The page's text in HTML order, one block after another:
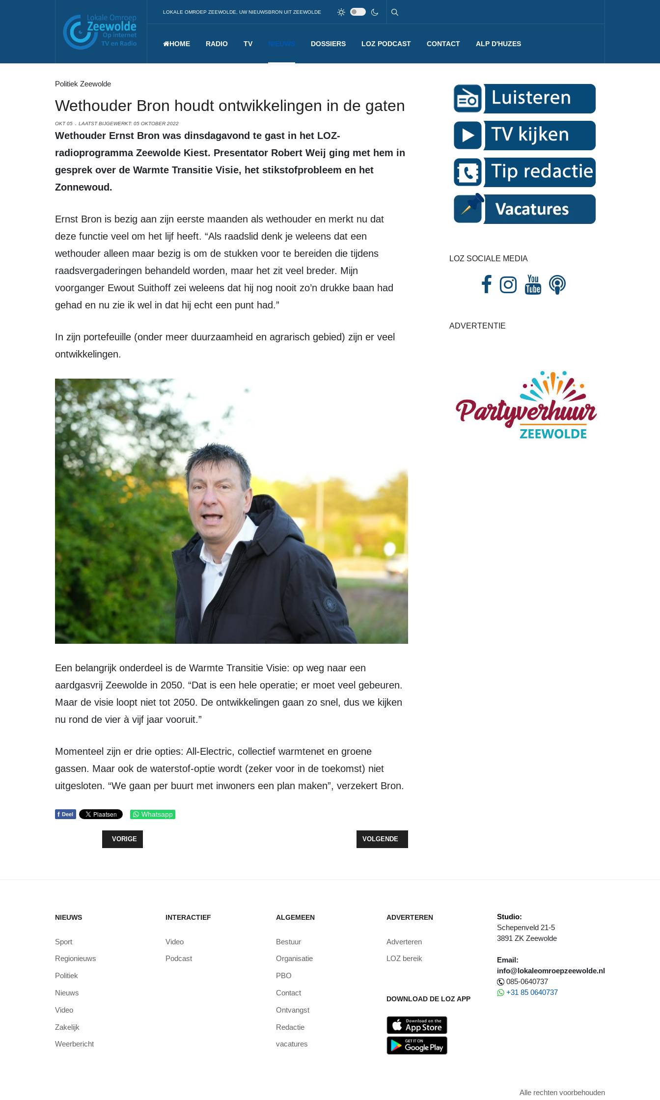
LOKALE OMROEP ZEEWOLDE, UW NIEUWSBRON UIT ZEEWOLDE
HOME RADIO TV NIEUWS DOSSIERS LOZ PODCAST CONTACT ALP D'HUZES
Politiek Zeewolde
Wethouder Bron houdt ontwikkelingen in de gaten
OKT 05 LAATST BIJGEWERKT: 05 OKTOBER 2022
Wethouder Ernst Bron was dinsdagavond te gast in het LOZ-
radioprogramma Zeewolde Kiest. Presentator Robert Weij ging met hem in
gesprek over de Warmte Transitie Visie, het stikstofprobleem en het
Zonnewoud.
Ernst Bron is bezig aan zijn eerste maanden als wethouder en merkt nu dat
deze functie veel om het lijf heeft. “Als raadslid denk je weleens dat een
wethouder alleen maar bezig is om de stukken voor te bereiden die tijdens
raadsvergaderingen behandeld worden, maar het zit veel breder. Mijn
voorganger Ewout Suithoff zei weleens dat hij nog nooit zo’n drukke baan had
gehad en nu zie ik wel in dat hij echt een punt had.”
In zijn portefeuille (onder meer duurzaamheid en agrarisch gebied) zijn er veel
ontwikkelingen.
Een belangrijk onderdeel is de Warmte Transitie Visie: op weg naar een
aardgasvrij Zeewolde in 2050. “Dat is een hele operatie; er moet veel gebeuren.
Maar de visie loopt niet tot 2050. De ontwikkelingen gaan zo snel, dus we kijken
nu rond de vier à vijf jaar vooruit.”
Momenteel zijn er drie opties: All-Electric, collectief warmtenet en groene
gassen. Maar ook de waterstof-optie wordt (zeker voor in de toekomst) niet
uitgesloten. “We gaan per buurt met inwoners een plan maken”, verzekert Bron.
f Deel Whatsapp
VORIG ARTIKEL: NIEUWE LIJSTTREKKERS CDA FLEVOLAND VOOR VERKIEZINGEN VAN VOLGEND JAAR
VORIGE VOLGENDE ARTIKEL: STEUN VOOR ‘OVERBODIGE MOTIE’ OVER LELYSTAD AIRPORT
VOLGENDE
LOZ SOCIALE MEDIA
ADVERTENTIE
NIEUWS
Sport
Regionieuws
Politiek
Nieuws
Video
Zakelijk
Weerbericht
INTERACTIEF
Video
Podcast
ALGEMEEN
Bestuur
Organisatie
PBO
Contact
Ontvangst
Redactie
vacatures
ADVERTEREN
Adverteren
LOZ bereik
DOWNLOAD DE LOZ APP
Studio:
Schepenveld 21-5
3891 ZK Zeewolde
Email:
info@lokaleomroepzeewolde.nl
085-0640737
+31 85 0640737
Alle rechten voorbehouden